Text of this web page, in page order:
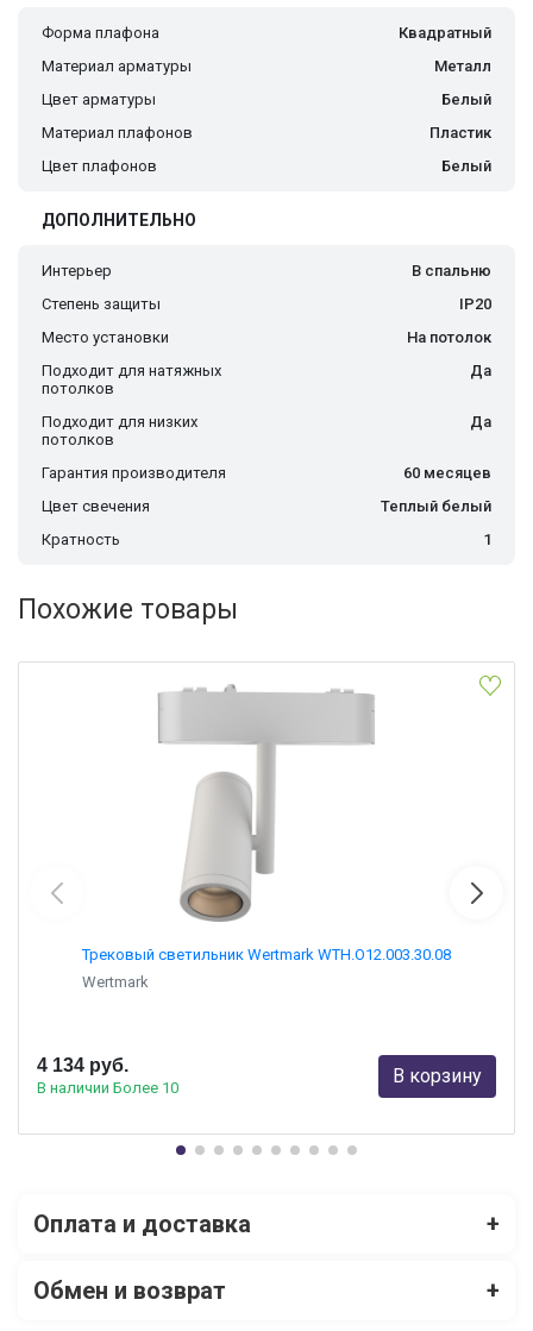
Форма плафона
Квадратный
Материал арматуры
Металл
Цвет арматуры
Белый
Материал плафонов
Пластик
Цвет плафонов
Белый
ДОПОЛНИТЕЛЬНО
Интерьер
В спальню
Степень защиты
IP20
Место установки
На потолок
Подходит для натяжных
потолков
Да
Подходит для низких
потолков
Да
Гарантия производителя
60 месяцев
Цвет свечения
Теплый белый
Кратность
1
Похожие товары
Трековый светильник Wertmark WTH.O12.003.30.08
Wertmark
4 134 руб.
В наличии Более 10
В корзину
Оплата и доставка +
Обмен и возврат +